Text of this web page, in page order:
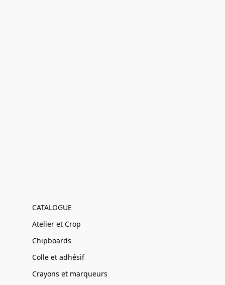
CATALOGUE
Atelier et Crop
Chipboards
Colle et adhésif
Crayons et marqueurs